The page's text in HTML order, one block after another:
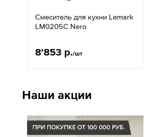
Смеситель для кухни Lemark
LM0205C Nero
8'853 р./шт
Наши акции